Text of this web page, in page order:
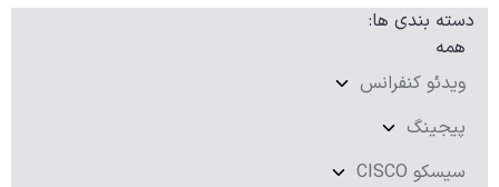
دسته بندی ها:
همه
ویدئو کنفرانس
پیجینگ
سیسکو CISCO